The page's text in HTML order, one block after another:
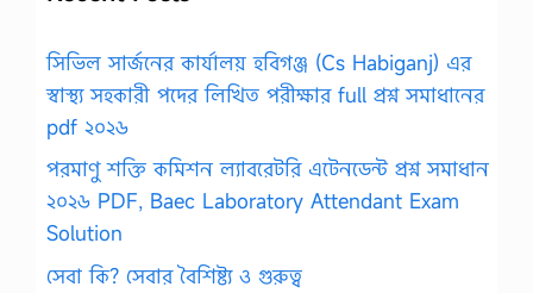
সিভিল সার্জনের কার্যালয় হবিগঞ্জ (Cs Habiganj) এর
স্বাস্থ্য সহকারী পদের লিখিত পরীক্ষার full প্রশ্ন সমাধানের
pdf ২০২৬
পরমাণু শক্তি কমিশন ল্যাবরেটরি এটেনডেন্ট প্রশ্ন সমাধান
২০২৬ PDF, Baec Laboratory Attendant Exam
Solution
সেবা কি? সেবার বৈশিষ্ট্য ও গুরুত্ব